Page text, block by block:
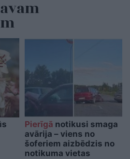
Pierīgā notikusi smaga
avārija – viens no
šoferiem aizbēdzis no
notikuma vietas